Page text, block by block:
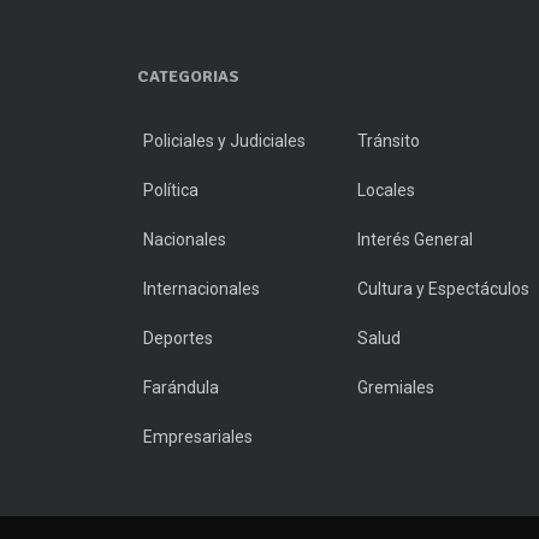
CATEGORIAS
Policiales y Judiciales Tránsito
Política Locales
Nacionales Interés General
Internacionales Cultura y Espectáculos
Deportes Salud
Farándula Gremiales
Empresariales